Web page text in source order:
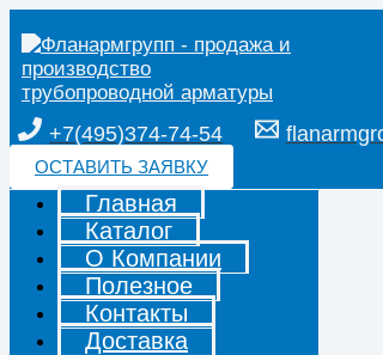
содержимому
+7(495)374-74-54
ОСТАВИТЬ ЗАЯВКУ
Главная
Каталог
О Компании
Полезное
Контакты
Доставка